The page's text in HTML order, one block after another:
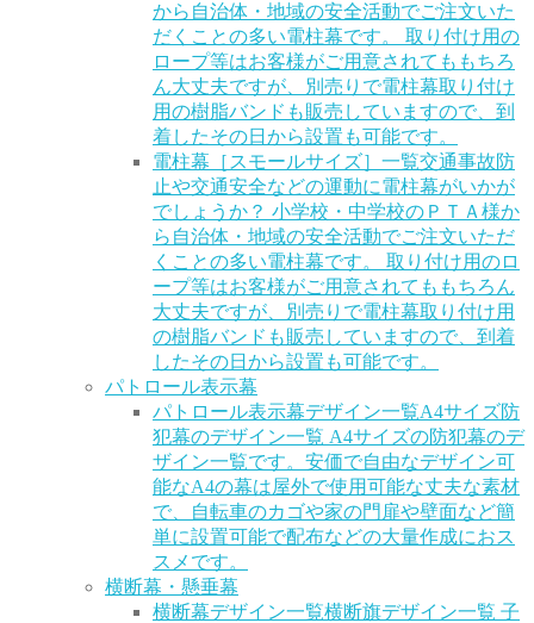
から自治体・地域の安全活動でご注文いた
だくことの多い電柱幕です。 取り付け用の
ロープ等はお客様がご用意されてももちろ
ん大丈夫ですが、別売りで電柱幕取り付け
用の樹脂バンドも販売していますので、到
着したその日から設置も可能です。
電柱幕［スモールサイズ］一覧交通事故防
止や交通安全などの運動に電柱幕がいかが
でしょうか？ 小学校・中学校のＰＴＡ様か
ら自治体・地域の安全活動でご注文いただ
くことの多い電柱幕です。 取り付け用のロ
ープ等はお客様がご用意されてももちろん
大丈夫ですが、別売りで電柱幕取り付け用
の樹脂バンドも販売していますので、到着
したその日から設置も可能です。
パトロール表示幕
パトロール表示幕デザイン一覧A4サイズ防
犯幕のデザイン一覧 A4サイズの防犯幕のデ
ザイン一覧です。安価で自由なデザイン可
能なA4の幕は屋外で使用可能な丈夫な素材
で、自転車のカゴや家の門扉や壁面など簡
単に設置可能で配布などの大量作成におス
スメです。
横断幕・懸垂幕
横断幕デザイン一覧横断旗デザイン一覧 子